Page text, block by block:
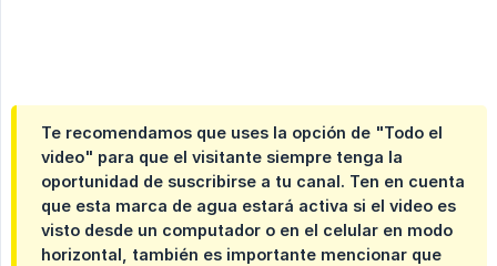
Te recomendamos que uses la opción de "Todo el
video" para que el visitante siempre tenga la
oportunidad de suscribirse a tu canal. Ten en cuenta
que esta marca de agua estará activa si el video es
visto desde un computador o en el celular en modo
horizontal, también es importante mencionar que